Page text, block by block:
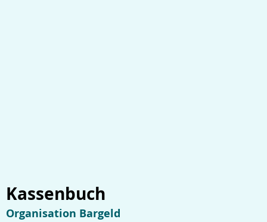
Kassenbuch
Organisation Bargeld